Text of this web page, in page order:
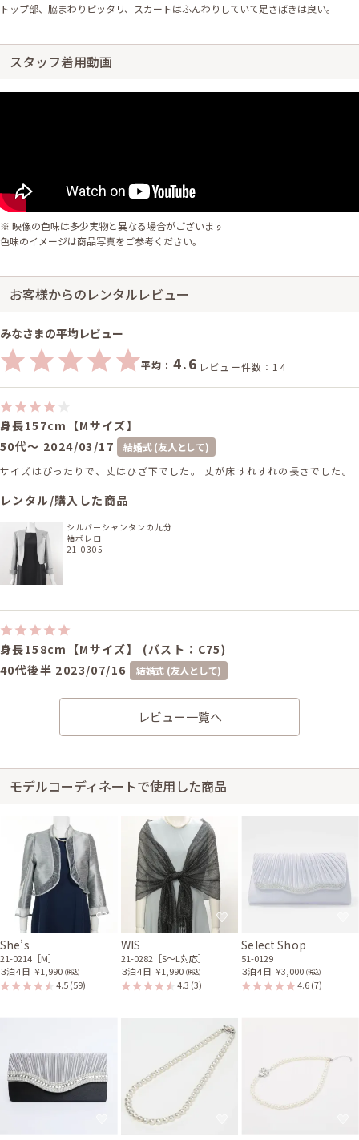
トップ部、脇まわりピッタリ、スカートはふんわりしていて足さばきは良い。
スタッフ着用動画
※ 映像の色味は多少実物と異なる場合がございます
色味のイメージは商品写真をご参考ください。
お客様からのレンタルレビュー
みなさまの平均レビュー
平均： 4.6 レビュー件数：14
身長157cm【Mサイズ】
50代～ 2024/03/17
結婚式 (友人として)
サイズはぴったりで、丈はひざ下でした。 丈が床すれすれの長さでした。
レンタル/購入した商品
シルバーシャンタンの九分
袖ボレロ
21-0305
身長158cm【Mサイズ】 (バスト：C75)
40代後半 2023/07/16
結婚式 (友人として)
ので、高めのヒールで対応しました。 少し歩きづらいけど好評でした。 温
かいメッセージありがとうございます。
シルバーシャンタンの七分
袖ボレロ
身長153cm【Mサイズ】 (バスト：D70)
50代～2022/11/27
結婚式 (友人として)
サイズはぴったりで、丈はひざ下でした。 新郎の母親なので丈長めで探し
ていました。 ハイヒールを履いてちょうどよかったです。 また利用させて
いただきます。 知り合いにも勧めます。
レンタル/購入した商品
レビュー一覧へ
モデルコーディネートで使用した商品
She’s
21-0214［M］
３泊４日 ￥1,990 (税込)
4.5(59)
WIS
21-0282［S〜L対応］
３泊４日 ￥1,990 (税込)
4.3 (3)
Select Shop
51-0129
３泊４日 ￥3,000 (税込)
4.6(7)